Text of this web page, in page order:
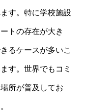
す。特に学校施設
トの存在が大き
るケースが多いこ
す。世界でもコミ
所が普及してお